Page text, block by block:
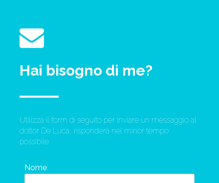
Hai bisogno di me?
Utilizza il form di seguito per inviare un messaggio al
dottor De Luca, risponderà nel minor tempo
possibile.
Nome